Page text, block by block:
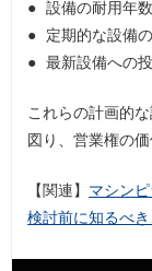
設備の耐用年
定期的な設備
最新設備への
これらの計画的
図り、営業権の
【関連】 マシン
検討前に知るべき